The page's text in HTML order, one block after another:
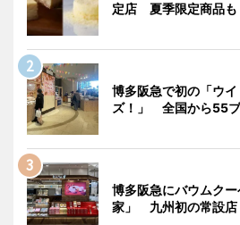
定店 夏季限定商品も
博多阪急で初の「ウ
ズ！」 全国から55
博多阪急にバウムク
家」 九州初の常設店